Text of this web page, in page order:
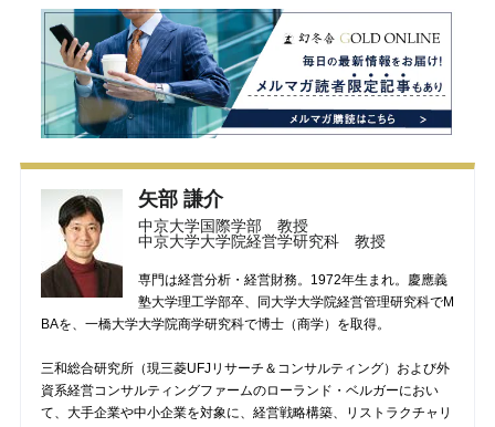
矢部 謙介
中京大学国際学部 教授
中京大学大学院経営学研究科 教授
専門は経営分析・経営財務。1972年生まれ。慶應義
塾大学理工学部卒、同大学大学院経営管理研究科でM
BAを、一橋大学大学院商学研究科で博士（商学）を取得。
三和総合研究所（現三菱UFJリサーチ＆コンサルティング）および外
資系経営コンサルティングファームのローランド・ベルガーにおい
て、大手企業や中小企業を対象に、経営戦略構築、リストラクチャリ